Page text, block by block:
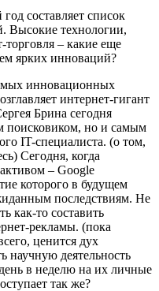
составляет список
Высокие технологии,
торговля – какие еще
ярких инноваций?
инновационных
интернет-гигант
Брина сегодня
поисковиком, но и самым
IT-специалиста. (о том,
Сегодня, когда
– Google
которого в будущем
последствиям. Не
как-то составить
рекламы. (пока
ценится дух
научную деятельность
в неделю на их личные
так же?